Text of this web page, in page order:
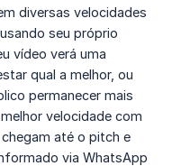
diversas velocidades
usando seu próprio
vídeo verá uma
qual a melhor, ou
permanecer mais
velocidade com
até o pitch e
via WhatsApp